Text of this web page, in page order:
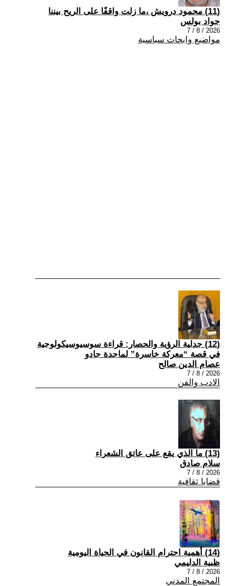
(11) محمود درويش ،ما زلت واقفًا على الريح بيننا
جواد بولس
2026 / 8 / 7
مواضيع وابحاث سياسية
(12) جدلية الرؤية والحصار: قراءة سوسيوسيكولوجية
في قصة “معركة خاسرة” لماجدة جادو
عصام الدين صالح
2026 / 8 / 7
الادب والفن
(13) ما الذي يقع على عاتق الشعراء
سلام صادق
2026 / 8 / 7
قضايا ثقافية
(14) أهمية احترام القانون في الحياة اليومية
ظبية الدليمي
2026 / 8 / 7
المجتمع المدني